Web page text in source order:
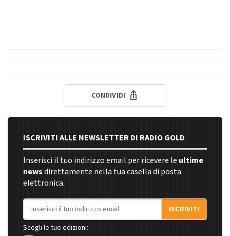
CONDIVIDI
ISCRIVITI ALLE NEWSLETTER DI RADIO GOLD
Inserisci il tuo indirizzo email per ricevere le ultime
newsdirettamente nella tua casella di posta
elettronica.
Indirizzo email
ISCRIVITI
Scegli le tue edizioni: